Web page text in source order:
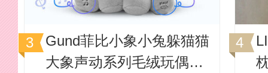
Gund菲比小象小兔躲猫猫
大象声动系列毛绒玩偶安